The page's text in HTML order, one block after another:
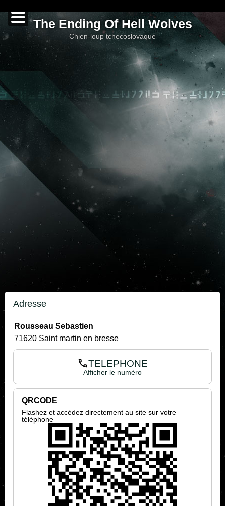
The Ending Of Hell Wolves
chien-loup tchecoslovaque
Adresse
Rousseau Sebastien
71620 Saint martin en bresse
TELEPHONE
Afficher le numéro
QRCODE
Flashez et accèdez directement au site sur votre
téléphone